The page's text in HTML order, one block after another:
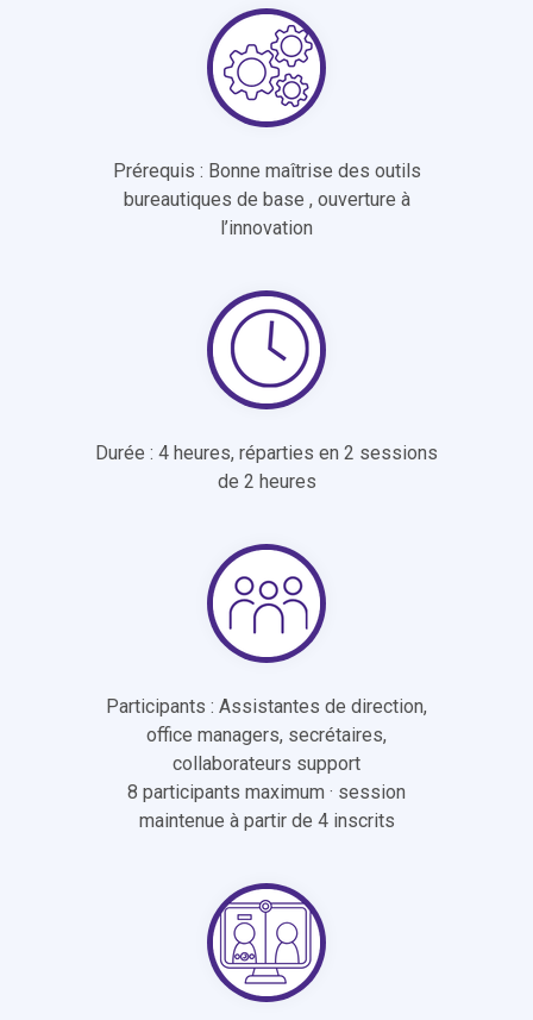
Prérequis : Bonne maîtrise des outils
bureautiques de base , ouverture à
l’innovation
Durée : 4 heures, réparties en 2 sessions
de 2 heures
Participants : Assistantes de direction,
office managers, secrétaires,
collaborateurs support
8 participants maximum · session
maintenue à partir de 4 inscrits